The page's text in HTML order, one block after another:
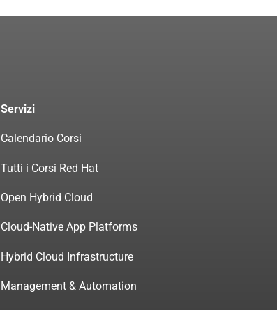
Servizi
Calendario Corsi
Tutti i Corsi Red Hat
Open Hybrid Cloud
Cloud-Native App Platforms
Hybrid Cloud Infrastructure
Management & Automation